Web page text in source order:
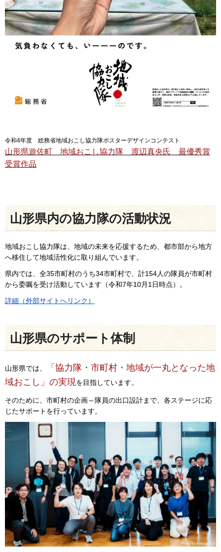
令和4年度 総務省地域おこし協力隊ポスターデザインコンテスト
山形県遊佐町 地域おこし協力隊 渡辺真央氏 最優秀賞
受賞作品
山形県内の協力隊の活動状況
地域おこし協力隊は、地域の未来を応援するため、都市部から地方
へ移住して地域活性化に取り組んでいます。
県内では、全35市町村のうち34市町村で、計154人の隊員が市町村
から委嘱を受け活動しています（令和7年10月1日時点）。
詳細（外部サイトへリンク）
山形県のサポート体制
山形県では、
「協力隊・市町村・地域が一丸となった地
域おこし」の実現を目指しています。
そのために、市町村の企画～隊員の出口設計まで、各ステージに応
じたサポートを行っています。